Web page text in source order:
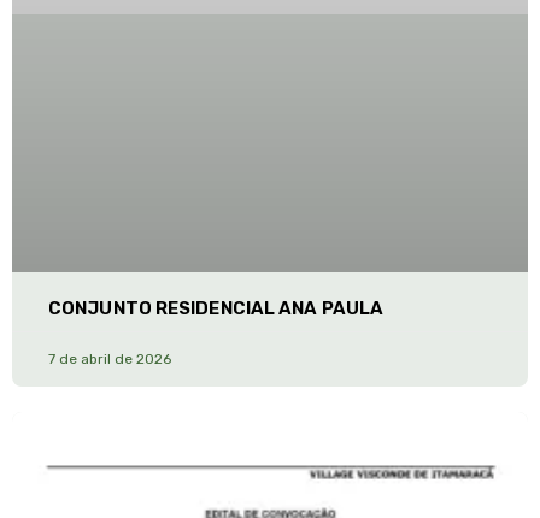
CONJUNTO RESIDENCIAL ANA PAULA
7 de abril de 2026